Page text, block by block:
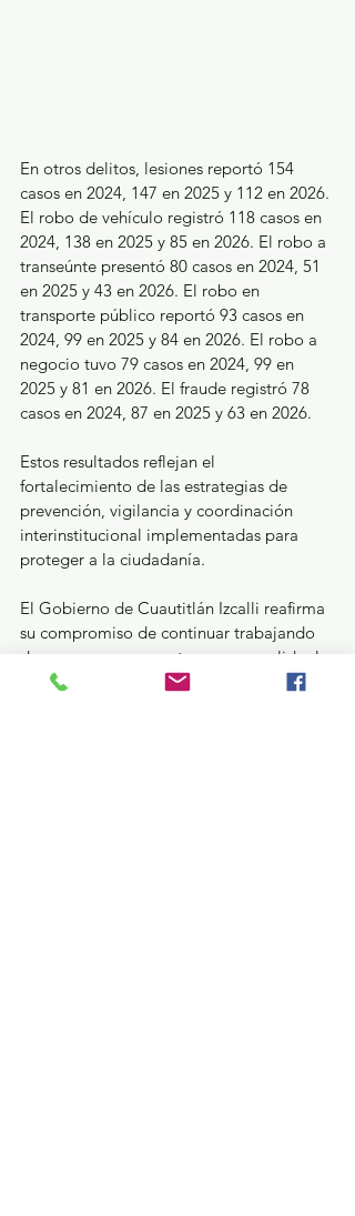
En otros delitos, lesiones reportó 154
casos en 2024, 147 en 2025 y 112 en 2026.
El robo de vehículo registró 118 casos en
2024, 138 en 2025 y 85 en 2026. El robo a
transeúnte presentó 80 casos en 2024, 51
en 2025 y 43 en 2026. El robo en
transporte público reportó 93 casos en
2024, 99 en 2025 y 84 en 2026. El robo a
negocio tuvo 79 casos en 2024, 99 en
2025 y 81 en 2026. El fraude registró 78
casos en 2024, 87 en 2025 y 63 en 2026.
Estos resultados reflejan el
fortalecimiento de las estrategias de
prevención, vigilancia y coordinación
interinstitucional implementadas para
proteger a la ciudadanía.
El Gobierno de Cuautitlán Izcalli reafirma
su compromiso de continuar trabajando
de manera permanente para consolidar la
tendencia a la baja en la incidencia